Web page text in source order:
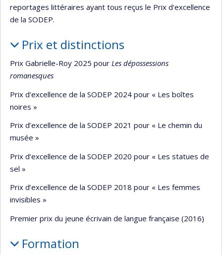
reportages littéraires ayant tous reçus le Prix d'excellence
de la SODEP.
Prix et distinctions
Prix Gabrielle-Roy 2025 pour Les dépossessions
romanesques
Prix d'excellence de la SODEP 2024 pour « Les boîtes
noires »
Prix d’excellence de la SODEP 2021 pour « Le chemin du
musée »
Prix d’excellence de la SODEP 2020 pour « Les statues de
sel »
Prix d’excellence de la SODEP 2018 pour « Les femmes
invisibles »
Premier prix du jeune écrivain de langue française (2016)
Formation